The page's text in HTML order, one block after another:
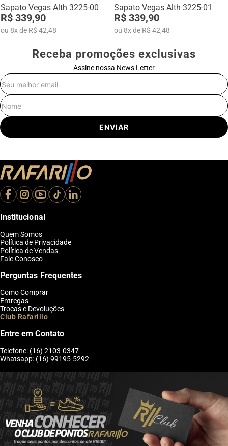
mocassins e sapatênis com tecnologia de elevação interna,
desenvolvidos para garantir mais confiança, postura e estilo em
qualquer momento do dia.
Sapato Vegas Alth 3225-00
R$ 339,90
ou 8xde R$ 42,48
Sapato Vegas Alth 3225-01
R$ 339,90
ou 8xde R$ 42,48
Receba promoções exclusivas
Assine nossa News Letter
ENVIAR
Institucional
Quem Somos
Política de Privacidade
Política de Vendas
Fale Conosco
Perguntas Frequentes
Como Comprar
Entregas
Trocas e Devoluções
Club Rafarillo
Entre em Contato
Telefone: (16) 2103-0347
Whatsapp: (16) 99195-5292